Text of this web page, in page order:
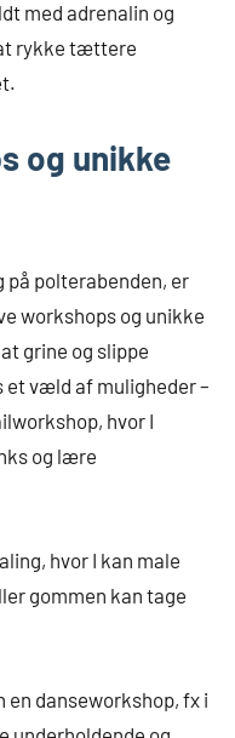
med adrenalin og
rykke tættere
og unikke
polterabenden, er
workshops og unikke
grine og slippe
et væld af muligheder –
hvor I
og lære
hvor I kan male
gommen kan tage
en danseworkshop, fx i